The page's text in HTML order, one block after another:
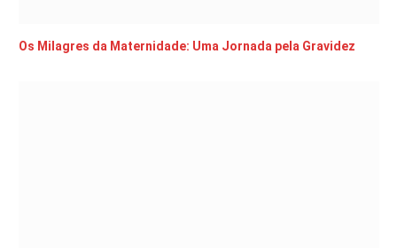
Os Milagres da Maternidade: Uma Jornada pela Gravidez